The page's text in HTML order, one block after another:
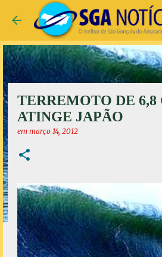
Pular para o conteúdo
TERREMOTO DE 6,8
ATINGE JAPÃO
em março 14, 2012